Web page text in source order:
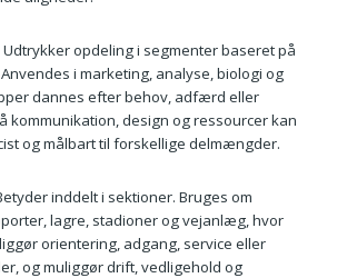
Udtrykker opdeling i segmenter baseret på
i marketing, analyse, biologi og
dannes efter behov, adfærd eller
kommunikation, design og ressourcer kan
og målbart til forskellige delmængder.
inddelt i sektioner. Bruges om
lagre, stadioner og vejanlæg, hvor
orientering, adgang, service eller
og muliggør drift, vedligehold og